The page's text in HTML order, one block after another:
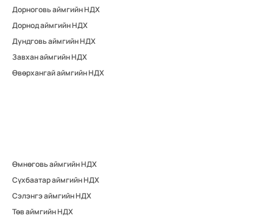
Дорноговь аймгийн НДХ
Дорнод аймгийн НДХ
Дундговь аймгийн НДХ
Завхан аймгийн НДХ
Өвөрхангай аймгийн НДХ
Өмнөговь аймгийн НДХ
Сүхбаатар аймгийн НДХ
Сэлэнгэ аймгийн НДХ
Төв аймгийн НДХ